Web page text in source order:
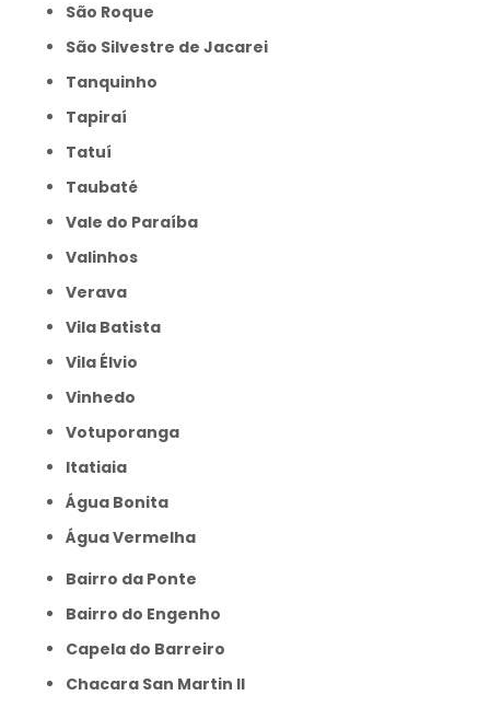
São Roque
São Silvestre de Jacarei
Tanquinho
Tapiraí
Tatuí
Taubaté
Vale do Paraíba
Valinhos
Verava
Vila Batista
Vila Élvio
Vinhedo
Votuporanga
itatiaia
Água Bonita
Água Vermelha
Bairro da Ponte
Bairro do Engenho
Capela do Barreiro
Chacara San Martin II